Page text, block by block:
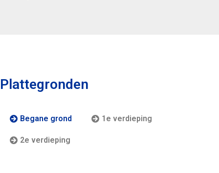
Plattegronden
Begane grond 1e verdieping
2e verdieping